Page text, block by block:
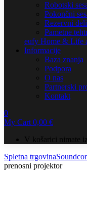
Robotski
Pokončni
Rezervni deli
Pametne
eufy Home & Life
Informacije
Baza znanja
Podpora
O nas
Partnerski
Kontakt
0
My Cart0,00 €
V košarici nimate
Spletna trgovina
prenosni projektor